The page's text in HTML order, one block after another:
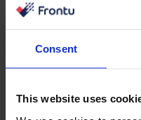
Consent
This website uses